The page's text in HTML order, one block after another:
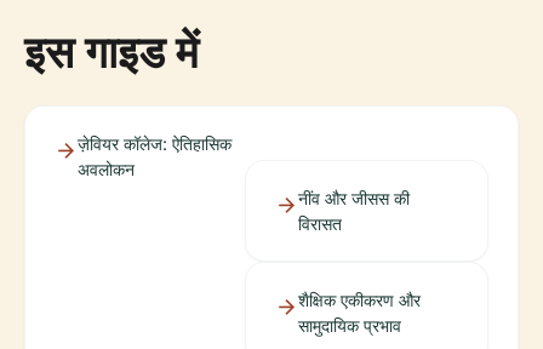
इस गाइड में
ज़ेवियर कॉलेज: ऐतिहासिक
अवलोकन
नींव और जीसस की
विरासत
शैक्षिक एकीकरण और
सामुदायिक प्रभाव